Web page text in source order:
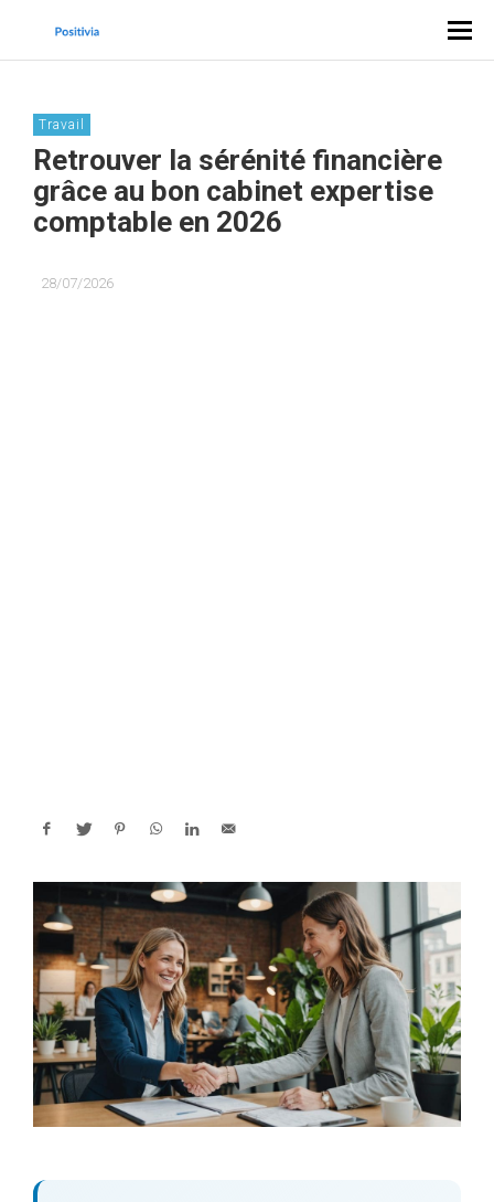
Travail
Retrouver la sérénité financière
grâce au bon cabinet expertise
comptable en 2026
28/07/2026